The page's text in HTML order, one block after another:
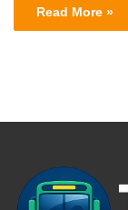
Read More »